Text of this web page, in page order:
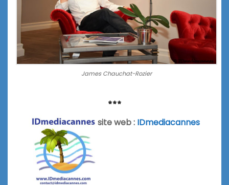
James Chauchat-Rozier
***
site web : IDmediacannes